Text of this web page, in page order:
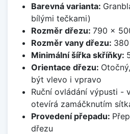
Barevná varianta:
bílými tečkami)
Rozměr dřezu: 790 x
Rozměr vany dřezu:
Minimální šířka skříňky:
Orientace dřezu:
být vlevo i vpravo
Ruční ovládání výpusti -
otevírá zamáčknutím
Provedení přepadu:
dřezu